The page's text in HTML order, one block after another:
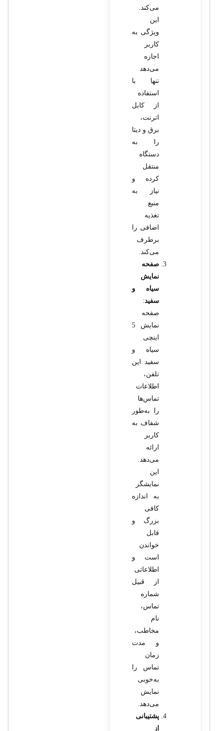
می‌کند.
این
ویژگی به
کاربر
اجازه
می‌دهد
تنها با
استفاده
از کابل
اترنت،
برق و دیتا
را به
دستگاه
منتقل
کرده و
نیاز به
منبع
تغذیه
اضافی را
برطرف
می‌کند.
صفحه
نمایش
سیاه و
سفید:
صفحه
نمایش 5
اینچی
سیاه و
سفید این
تلفن،
اطلاعات
تماس‌ها
را به‌طور
شفاف به
کاربر
ارائه
می‌دهد.
این
نمایشگر
به اندازه
کافی
بزرگ و
قابل
خواندن
است و
اطلاعاتی
از قبیل
شماره
تماس،
نام
مخاطب،
و مدت
زمان
تماس را
به‌خوبی
نمایش
می‌دهد.
پشتیبانی
از